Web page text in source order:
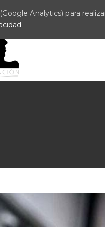
Analytics) para